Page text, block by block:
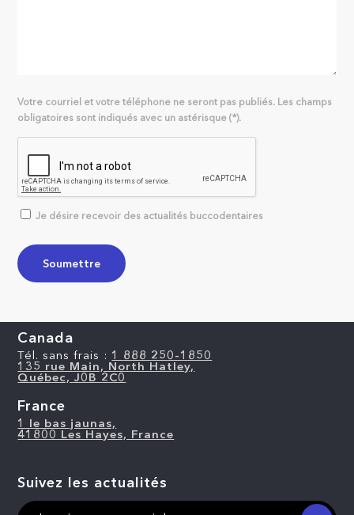
Votre courriel et votre téléphone ne seront pas publiés. Les champs
obligatoires sont indiqués avec un astérisque (*).
Je désire recevoir des actualités buccodentaires
Canada
Tél. sans frais : 1 888 250-1850
135 rue Main, North Hatley,
Québec, J0B 2C0
France
1 le bas jaunas,
41800 Les Hayes, France
Suivez les actualités